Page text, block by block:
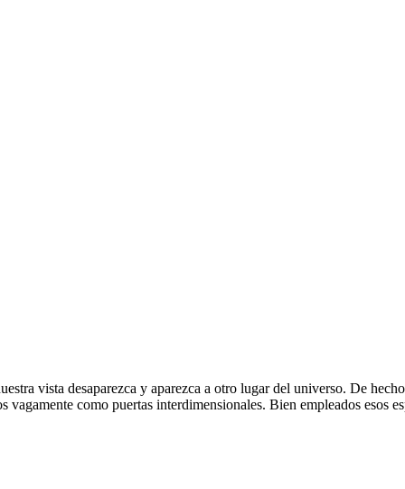
vista desaparezca y aparezca a otro lugar del universo. De
como puertas interdimensionales. Bien empleados esos